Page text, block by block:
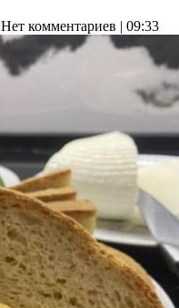
Нет комментариев | 09:33